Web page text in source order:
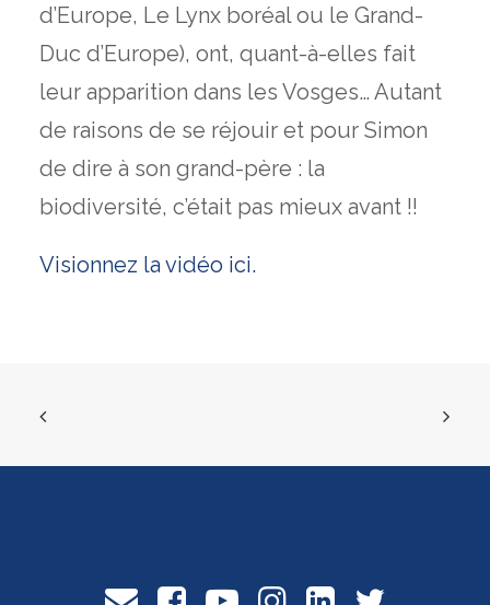
d’Europe, Le Lynx boréal ou le Grand-
Duc d’Europe), ont, quant-à-elles fait
leur apparition dans les Vosges… Autant
de raisons de se réjouir et pour Simon
de dire à son grand-père : la
biodiversité, c’était pas mieux avant !!
Visionnez la vidéo ici.